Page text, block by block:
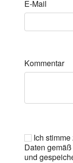
E-Mail
Kommentar
Ich stimme
Daten
und